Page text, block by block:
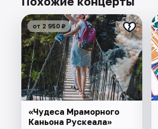
от 2 950 ₽
«Чудеса Мраморного
Каньона Рускеала»